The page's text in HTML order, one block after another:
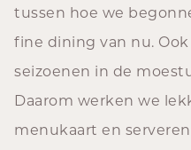
tussen hoe we
fine dining van nu.
seizoenen in de
Daarom werken we
menukaart en